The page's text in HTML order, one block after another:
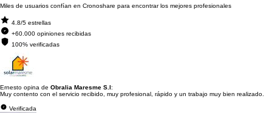
Miles de usuarios confían en Cronoshare para encontrar los mejores profesionales
4.8/5 estrellas
+60.000 opiniones recibidas
100% verificadas
Ernesto opina de Obralia Maresme S.l:
Muy contento con el servicio recibido, muy profesional, rápido y un trabajo muy bien realizado.
Verificada